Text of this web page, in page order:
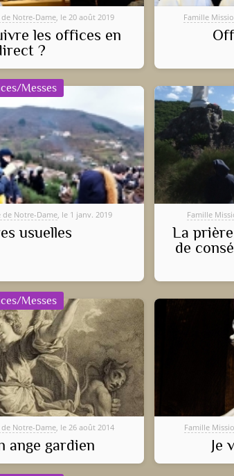
Notre-Dame, le 20 août 2019
les offices en
?
Famille
Messes
de Notre-Dame, le 1 janv. 2019
usuelles
Famille
La
de
Messes
Notre-Dame, le 26 août 2014
ange gardien
Famille
Je